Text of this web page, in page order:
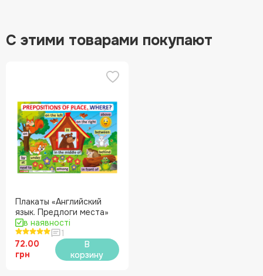
С этими товарами покупают
Плакаты «Английский
язык. Предлоги места»
в наявності
1
72.00
грн
В
корзину